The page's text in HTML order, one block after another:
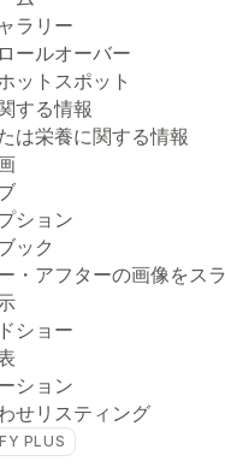
ラリー
ールオーバー
ットスポット
する情報
は栄養に関する情報
ション
ック
・アフターの画像をス
ショー
ション
せリスティング
PLUS